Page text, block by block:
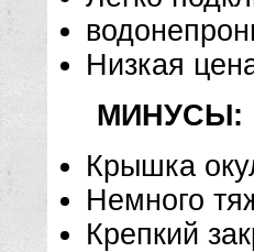
Низкая
МИНУСЫ:
Крышка
Немного
Крепкий